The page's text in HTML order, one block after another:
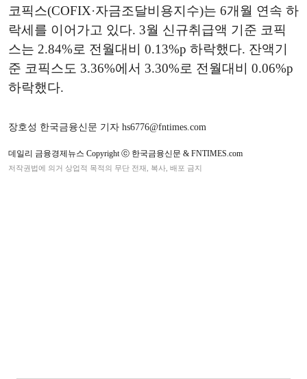
코픽스(COFIX·자금조달비용지수)는 6개월 연속 하
락세를 이어가고 있다. 3월 신규취급액 기준 코픽
스는 2.84%로 전월대비 0.13%p 하락했다. 잔액기
준 코픽스도 3.36%에서 3.30%로 전월대비 0.06%p
하락했다.
장호성 한국금융신문 기자 hs6776@fntimes.com
데일리 금융경제뉴스 Copyright ⓒ 한국금융신문 & FNTIMES.com
저작권법에 의거 상업적 목적의 무단 전재, 복사, 배포 금지